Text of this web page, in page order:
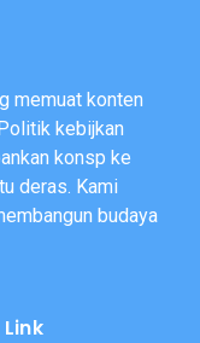
memuat konten
kebijkan
konsp ke
deras. Kami
budaya